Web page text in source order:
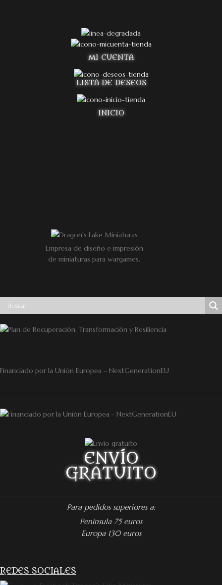
MI CUENTA
LISTA DE DESEOS
INICIO
Empresa de diseño e impresión
de miniaturas para wargames.
Financiado por la Unión Europea – NextGenerationEU
ENVÍO
GRATUITO
Para pedidos superiores a:
Península 75 euros
Europa 130 euros
REDES SOCIALES